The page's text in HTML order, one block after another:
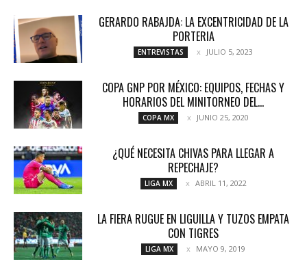
GERARDO RABAJDA: LA EXCENTRICIDAD DE LA
PORTERIA
ENTREVISTAS JULIO 5, 2023
COPA GNP POR MÉXICO: EQUIPOS, FECHAS Y
HORARIOS DEL MINITORNEO DEL...
COPA MX JUNIO 25, 2020
¿QUÉ NECESITA CHIVAS PARA LLEGAR A
REPECHAJE?
LIGA MX ABRIL 11, 2022
LA FIERA RUGUE EN LIGUILLA Y TUZOS EMPATA
CON TIGRES
LIGA MX MAYO 9, 2019